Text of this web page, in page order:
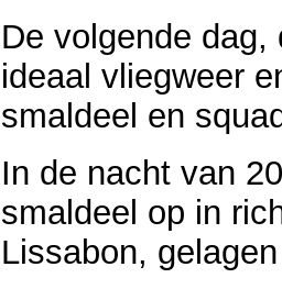
De volgende
ideaal vliegweer
smaldeel en
In de nacht van
smaldeel op in
Lissabon,